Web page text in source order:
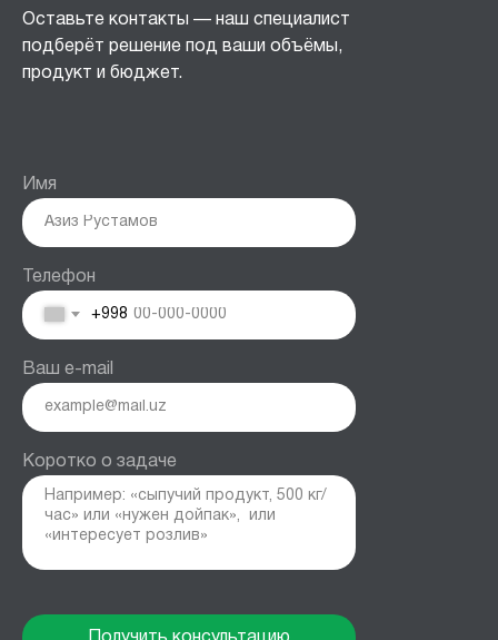
Оставьте контакты — наш специалист
подберёт решение под ваши объёмы,
продукт и бюджет.
Имя
Телефон
+998
Ваш e-mail
Коротко о задаче